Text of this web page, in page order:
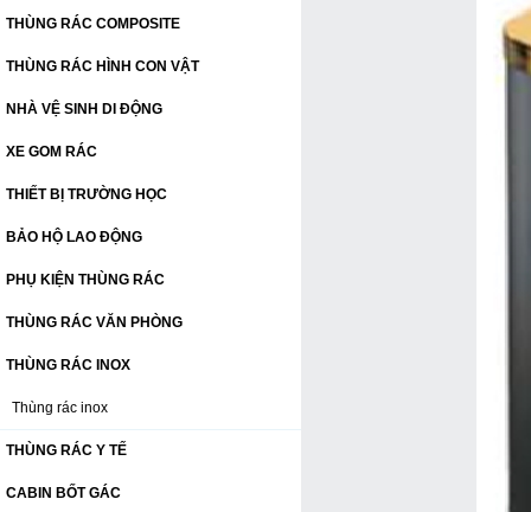
THÙNG RÁC COMPOSITE
THÙNG RÁC HÌNH CON VẬT
NHÀ VỆ SINH DI ĐỘNG
XE GOM RÁC
THIẾT BỊ TRƯỜNG HỌC
BẢO HỘ LAO ĐỘNG
PHỤ KIỆN THÙNG RÁC
THÙNG RÁC VĂN PHÒNG
THÙNG RÁC INOX
Thùng rác inox
THÙNG RÁC Y TẾ
CABIN BỐT GÁC